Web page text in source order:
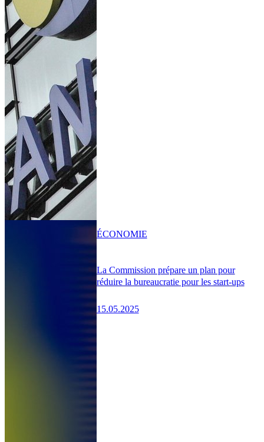
La Commission prépare un plan pour
réduire la bureaucratie pour les start-ups
15.05.2025
ÉCONOMIE